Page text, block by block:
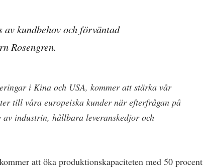
kundbehov och förväntad
Rosengren.
i Kina och USA, kommer att stärka vår
till våra europeiska kunder när efterfrågan på
industrin, hållbara leveranskedjor och
att öka produktionskapaciteten med 50 procent